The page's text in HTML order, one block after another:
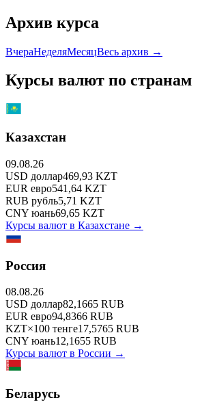
Архив курса
ВчераНеделяМесяцВесь архив →
Курсы валют по странам
Казахстан
09.08.26
USD доллар469,93 KZT
EUR евро541,64 KZT
RUB рубль5,71 KZT
CNY юань69,65 KZT
Курсы валют в Казахстане →
Россия
08.08.26
USD доллар82,1665 RUB
EUR евро94,8366 RUB
KZT×100 тенге17,5765 RUB
CNY юань12,1655 RUB
Курсы валют в России →
Беларусь